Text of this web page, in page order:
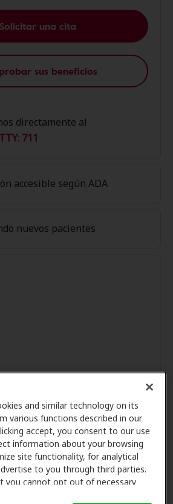
and similar technology on its
various functions described in our
accept, you consent to our use
information about your browsing
site functionality, for analytical
to you through third parties.
you cannot opt out of necessary
Solicitar una cita
sus beneficios
directamente al
711
accesible según ADA
nuevos pacientes